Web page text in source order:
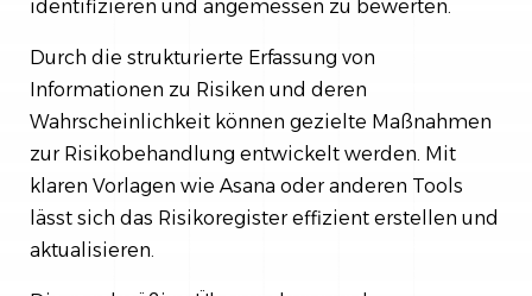
identifizieren und angemessen zu bewerten.
Durch die strukturierte Erfassung von
Informationen zu Risiken und deren
Wahrscheinlichkeit können gezielte Maßnahmen
zur Risikobehandlung entwickelt werden. Mit
klaren Vorlagen wie Asana oder anderen Tools
lässt sich das Risikoregister effizient erstellen und
aktualisieren.